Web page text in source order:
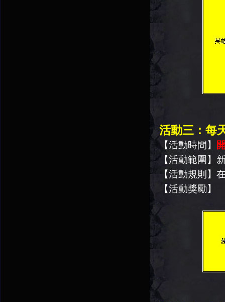
活動三：每
【活動時間】
【活動範圍】
【活動規則】
【活動獎勵】